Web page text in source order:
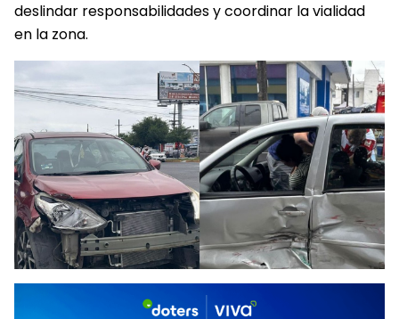
deslindar responsabilidades y coordinar la vialidad
en la zona.